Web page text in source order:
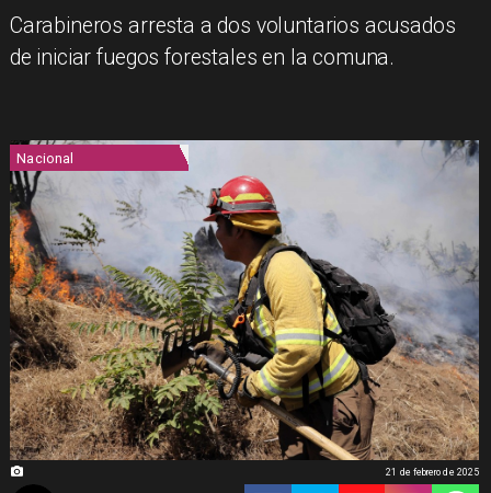
Carabineros arresta a dos voluntarios acusados
de iniciar fuegos forestales en la comuna.
Nacional
21 de febrero de 2025